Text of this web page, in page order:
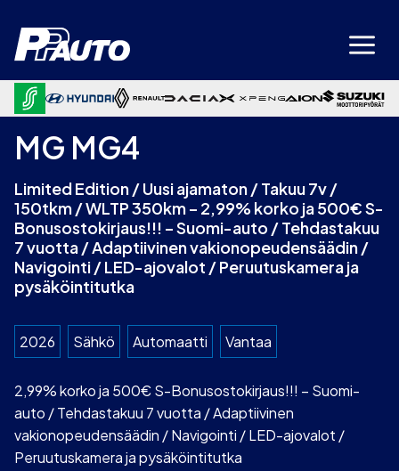
sisältöön
MG MG4
Limited Edition / Uusi ajamaton / Takuu 7v /
150tkm / WLTP 350km – 2,99% korko ja 500€ S-
Bonusostokirjaus!!! – Suomi-auto / Tehdastakuu
7 vuotta / Adaptiivinen vakionopeudensäädin /
Navigointi / LED-ajovalot / Peruutuskamera ja
pysäköintitutka
2026 Sähkö Automaatti Vantaa
2,99% korko ja 500€ S-Bonusostokirjaus!!! – Suomi-
auto / Tehdastakuu 7 vuotta / Adaptiivinen
vakionopeudensäädin / Navigointi / LED-ajovalot /
Peruutuskamera ja pysäköintitutka